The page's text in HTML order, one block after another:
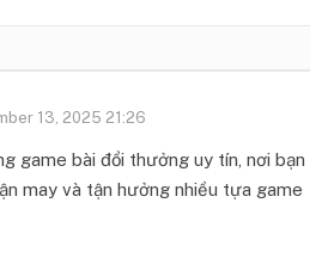
13, 2025 21:26
game bài đổi thưởng uy tín, nơi bạn
may và tận hưởng nhiều tựa game